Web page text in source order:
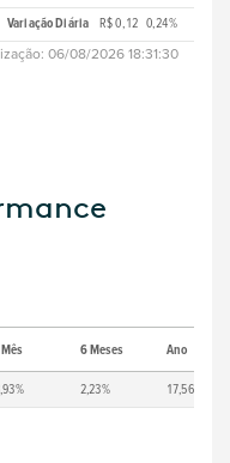
Variação Diária R$ 0,12 0,24%
06/08/2026 18:31:30
Mês 6 Meses Ano
2,23% 17,56%